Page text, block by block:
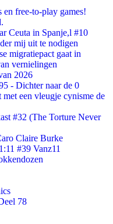
en free-to-play games!
Ceuta in Spanje,l #10
mij uit te nodigen
migratiepact gaat in
vernielingen
2026
- Dichter naar de 0
een vleugje cynisme de
#32 (The Torture Never
Claire Burke
#39 Vanz11
78